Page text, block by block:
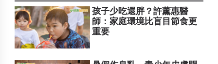
孩子少吃還胖？許薰惠醫
師：家庭環境比盲目節食更
重要